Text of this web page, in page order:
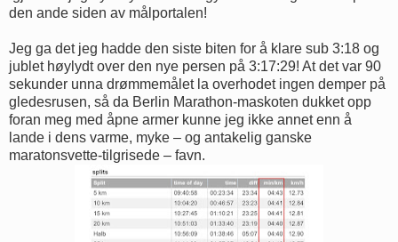
den ande siden av målportalen!
Jeg ga det jeg hadde den siste biten for å klare sub 3:18 og
jublet høylydt over den nye persen på 3:17:29! At det var 90
sekunder unna drømmemålet la overhodet ingen demper på
gledesrusen, så da Berlin Marathon-maskoten dukket opp
foran meg med åpne armer kunne jeg ikke annet enn å
lande i dens varme, myke – og antakelig ganske
maratonsvette-tilgrisede – favn.